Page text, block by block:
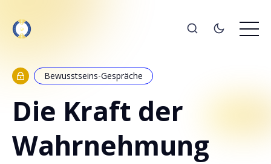
Bewusstseins-Gespräche
Die Kraft der
Wahrnehmung